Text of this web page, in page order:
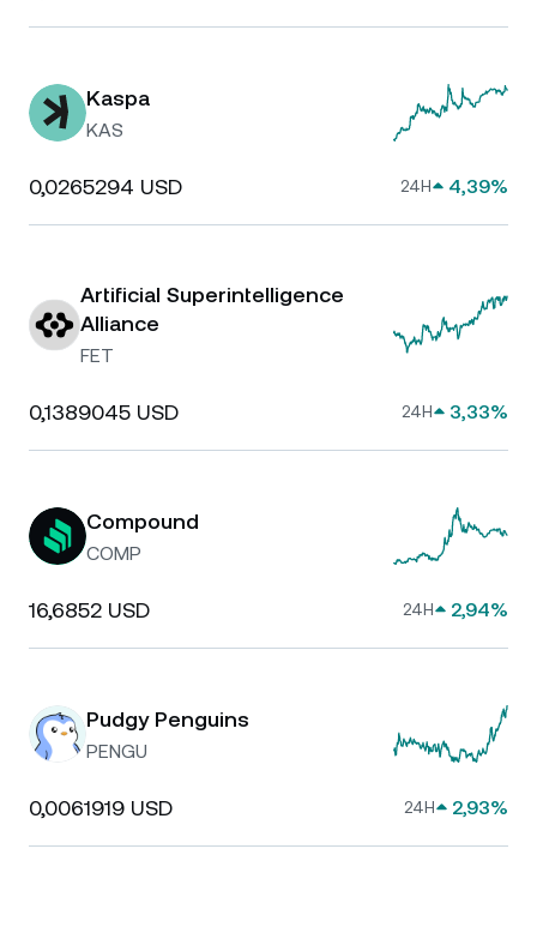
Kaspa
KAS
0,0265294 USD 24H 4,39%
Artificial Superintelligence
Alliance
FET
0,1389045 USD 24H 3,33%
Compound
COMP
16,6852 USD 24H 2,94%
Pudgy Penguins
PENGU
0,0061919 USD 24H 2,93%